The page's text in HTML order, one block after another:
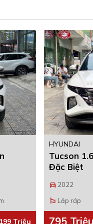
Triệu
HYUNDAI
Tucson
Đặc Biệt
directions_car 2022
emoji_flags Lắp ráp
795 Triệu